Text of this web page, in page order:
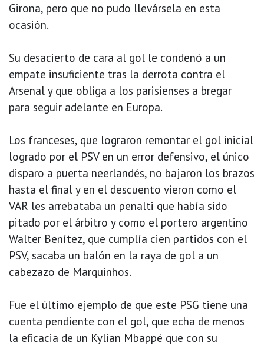
Girona, pero que no pudo llevársela en esta
ocasión.
Su desacierto de cara al gol le condenó a un
empate insuficiente tras la derrota contra el
Arsenal y que obliga a los parisienses a bregar
para seguir adelante en Europa.
Los franceses, que lograron remontar el gol inicial
logrado por el PSV en un error defensivo, el único
disparo a puerta neerlandés, no bajaron los brazos
hasta el final y en el descuento vieron como el
VAR les arrebataba un penalti que había sido
pitado por el árbitro y como el portero argentino
Walter Benítez, que cumplía cien partidos con el
PSV, sacaba un balón en la raya de gol a un
cabezazo de Marquinhos.
Fue el último ejemplo de que este PSG tiene una
cuenta pendiente con el gol, que echa de menos
la eficacia de un Kylian Mbappé que con su